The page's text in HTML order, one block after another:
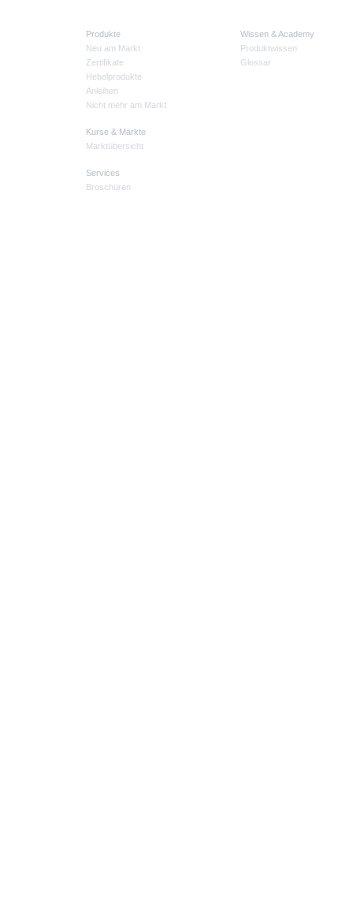
Produkte
Neu am Markt
Zertifikate
Hebelprodukte
Anleihen
Nicht mehr am Markt
Kurse & Märkte
Marktübersicht
Services
Broschüren
Wissen & Academy
Produktwissen
Glossar